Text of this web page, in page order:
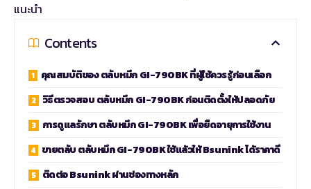
แนะนำ
Contents
คุณสมบัติของ ตลับหมึก GI-790BK ที่ผู้ใช้ควรรู้ก่อนเลือก
วิธีตรวจสอบ ตลับหมึก GI-790BK ก่อนติดตั้งให้ปลอดภัย
การดูแลรักษา ตลับหมึก GI-790BK เพื่อยืดอายุการใช้งาน
ขายตลับ ตลับหมึก GI-790BK ใช้แล้วให้ Bsunink ได้ราคาดี
ติดต่อ Bsunink ผ่านช่องทางหลัก